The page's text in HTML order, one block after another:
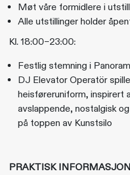
Møt våre formidlere i
Alle utstillinger holder
Kl. 18:00–23:00:
Festlig stemning i
DJ Elevator Operatör
heisføreruniform, inspirert
avslappende, nostalgisk
på toppen av Kunstsilo
PRAKTISK INFORMASJON